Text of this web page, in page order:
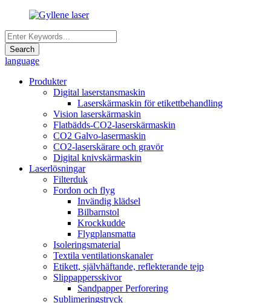
language
Produkter
Digital laserstansmaskin
Laserskärmaskin för etikettbehandling
Vision laserskärmaskin
Flatbädds-CO2-laserskärmaskin
CO2 Galvo-lasermaskin
CO2-laserskärare och gravör
Digital knivskärmaskin
Laserlösningar
Filterduk
Fordon och flyg
Invändig klädsel
Bilbarnstol
Krockkudde
Flygplansmatta
Isoleringsmaterial
Textila ventilationskanaler
Etikett, självhäftande, reflekterande tejp
Slippappersskivor
Sandpapper Perforering
Sublimeringstryck